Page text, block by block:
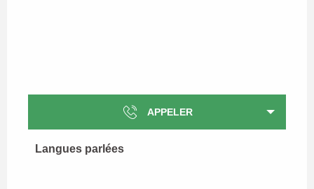
APPELER
Langues parlées
Langues parlées